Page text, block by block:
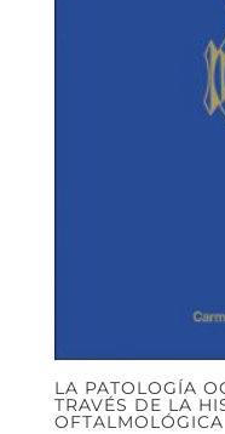
LA PATOLOGÍA
TRAVÉS DE LA
OFTALMOLÓGICA